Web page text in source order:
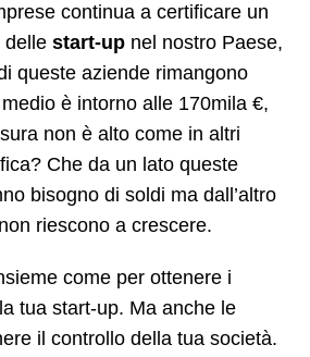
continua a certificare un
delle start-up nel nostro Paese,
queste aziende rimangono
è intorno alle 170mila €,
non è alto come in altri
Che da un lato queste
bisogno di soldi ma dall’altro
riescono a crescere.
come per ottenere i
tua start-up. Ma anche le
il controllo della tua società.